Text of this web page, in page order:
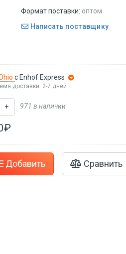
Формат поставки: оптом
Написать поставщику
с Enhof Express
доставки: 2-7 дней
+ 971 в наличии
Добавить Сравнить